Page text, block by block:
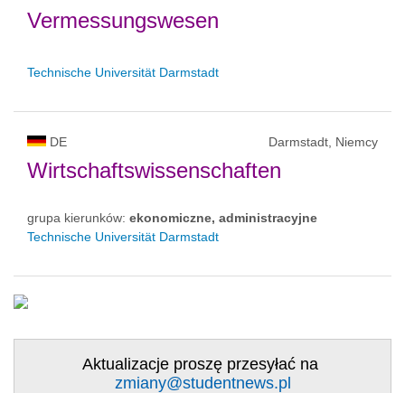
Vermessungswesen
Technische Universität Darmstadt
DE Darmstadt, Niemcy
Wirtschaftswissenschaften
grupa kierunków: ekonomiczne, administracyjne
Technische Universität Darmstadt
Aktualizacje proszę przesyłać na
zmiany@studentnews.pl